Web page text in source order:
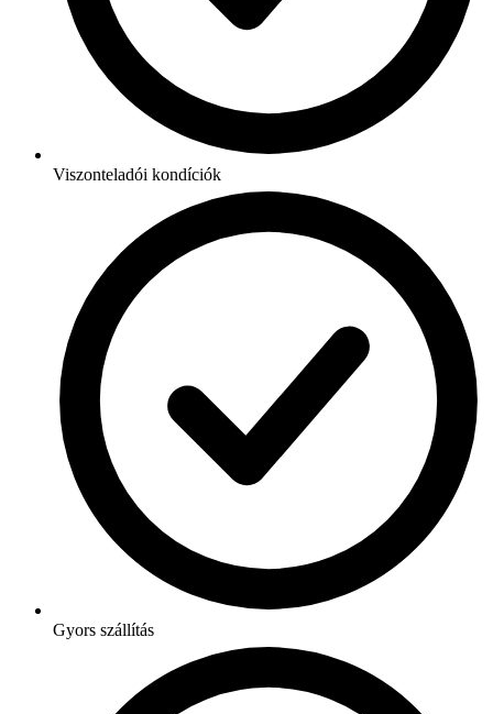
Viszonteladói kondíciók
Gyors szállítás